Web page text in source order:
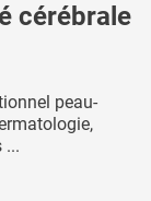
cérébrale
peau-
...